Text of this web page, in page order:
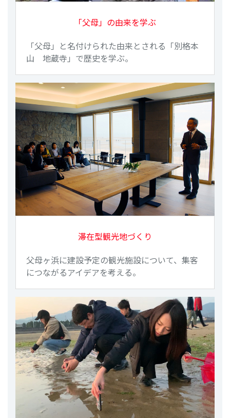
「父母」の由来を学ぶ
「父母」と名付けられた由来とされる「別格本
山 地蔵寺」で歴史を学ぶ。
滞在型観光地づくり
父母ヶ浜に建設予定の観光施設について、集客
につながるアイデアを考える。